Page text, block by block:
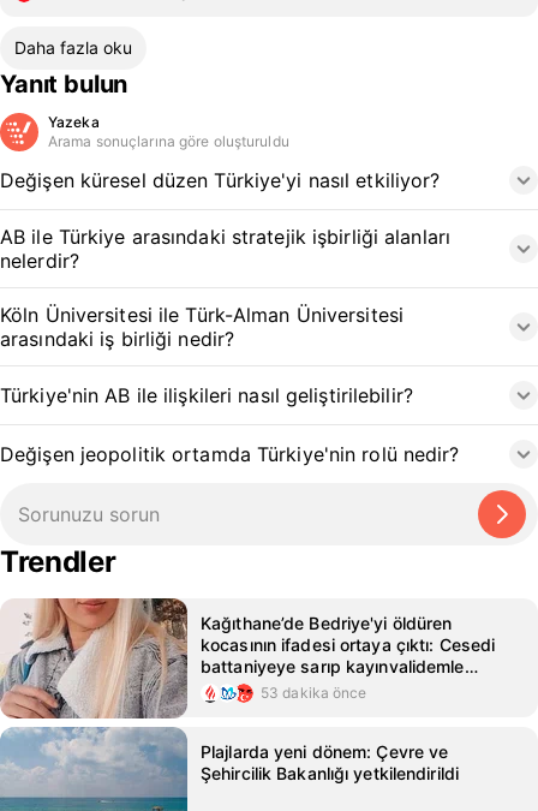
Daha fazla oku
Yanıt bulun
Yazeka
Arama sonuçlarına göre oluşturuldu
Değişen küresel düzen Türkiye'yi nasıl etkiliyor?
AB ile Türkiye arasındaki stratejik işbirliği alanları
nelerdir?
Köln Üniversitesi ile Türk-Alman Üniversitesi
arasındaki iş birliği nedir?
Türkiye'nin AB ile ilişkileri nasıl geliştirilebilir?
Değişen jeopolitik ortamda Türkiye'nin rolü nedir?
Trendler
Kağıthane’de Bedriye'yi öldüren
kocasının ifadesi ortaya çıktı: Cesedi
battaniyeye sarıp kayınvalidemle
sohbet ettim53 dakika önce
Plajlarda yeni dönem: Çevre ve
Şehircilik Bakanlığı yetkilendirildi